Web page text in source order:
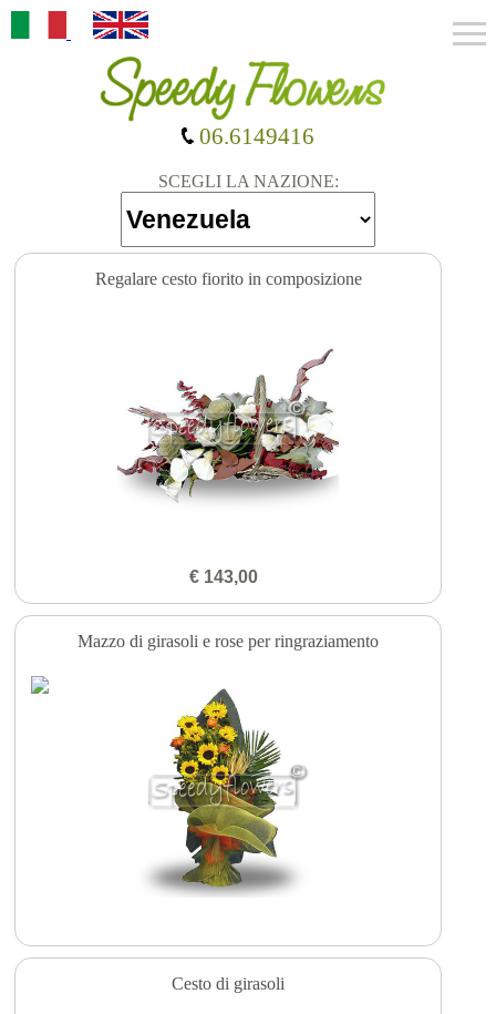
SCEGLI LA NAZIONE:
06.6149416
Regalare cesto fiorito in composizione
€ 143,00
Mazzo di girasoli e rose per ringraziamento
Cesto di girasoli